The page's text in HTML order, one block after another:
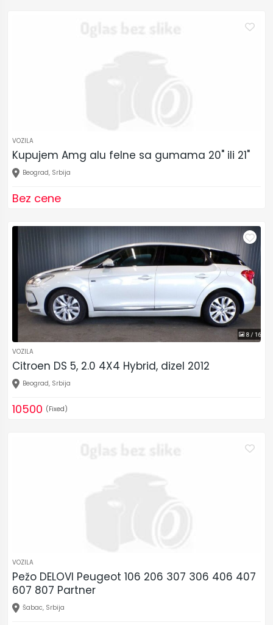
VOZILA
Kupujem Amg alu felne sa gumama 20" ili 21"
Beograd, Srbija
Bez cene
VOZILA
Citroen DS 5, 2.0 4X4 Hybrid, dizel 2012
Beograd, Srbija
10500 (Fixed)
VOZILA
Pežo DELOVI Peugeot 106 206 307 306 406 407
607 807 Partner
Šabac, Srbija